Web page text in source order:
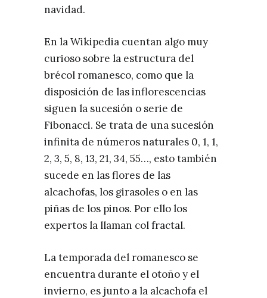
navidad.
En la Wikipedia cuentan algo muy
curioso sobre la estructura del
brécol romanesco, como que la
disposición de las inflorescencias
siguen la sucesión o serie de
Fibonacci. Se trata de una sucesión
infinita de números naturales 0, 1, 1,
2, 3, 5, 8, 13, 21, 34, 55…, esto también
sucede en las flores de las
alcachofas, los girasoles o en las
piñas de los pinos. Por ello los
expertos la llaman col fractal.
La temporada del romanesco se
encuentra durante el otoño y el
invierno, es junto a la alcachofa el